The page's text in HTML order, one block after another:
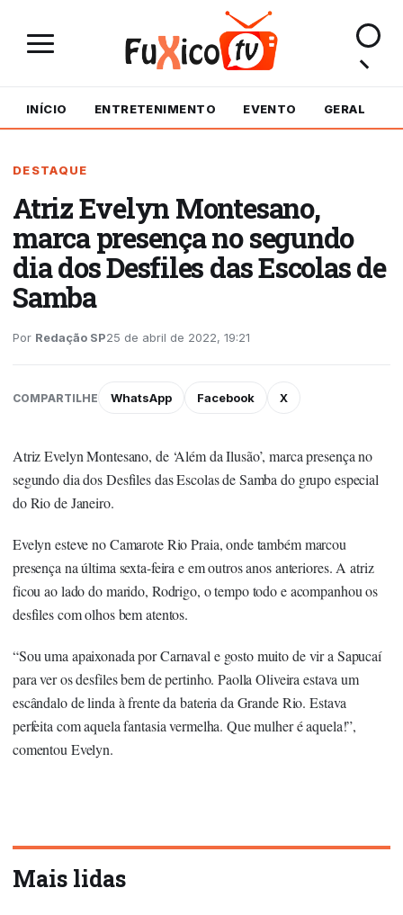
INÍCIO ENTRETENIMENTO EVENTO GERAL
DESTAQUE
Atriz Evelyn Montesano,
marca presença no segundo
dia dos Desfiles das Escolas de
Samba
Por Redação SP25 de abril de 2022, 19:21
COMPARTILHE WhatsApp Facebook X
Atriz Evelyn Montesano, de ‘Além da Ilusão’, marca presença no
segundo dia dos Desfiles das Escolas de Samba do grupo especial
do Rio de Janeiro.
Evelyn esteve no Camarote Rio Praia, onde também marcou
presença na última sexta-feira e em outros anos anteriores. A atriz
ficou ao lado do marido, Rodrigo, o tempo todo e acompanhou os
desfiles com olhos bem atentos.
“Sou uma apaixonada por Carnaval e gosto muito de vir a Sapucaí
para ver os desfiles bem de pertinho. Paolla Oliveira estava um
escândalo de linda à frente da bateria da Grande Rio. Estava
perfeita com aquela fantasia vermelha. Que mulher é aquela!”,
comentou Evelyn.
Mais lidas